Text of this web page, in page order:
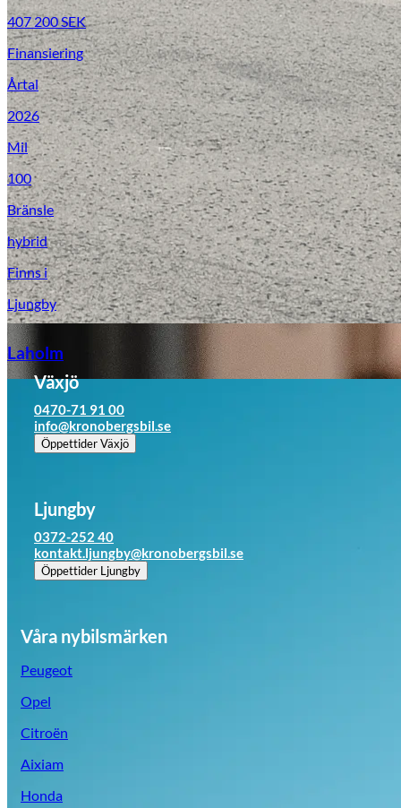
Laholm
407 200SEK
Finansiering
Årtal
2026
Mil
100
Bränsle
hybrid
Finns i
Ljungby
Växjö
0470-71 91 00
info@kronobergsbil.se
ÖppettiderVäxjö
Ljungby
0372-252 40
kontakt.ljungby@kronobergsbil.se
Öppettider Ljungby
Våra nybilsmärken
Peugeot
Opel
Citroën
Aixiam
Honda